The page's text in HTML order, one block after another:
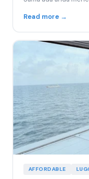
Read more →
AFFORDABLE